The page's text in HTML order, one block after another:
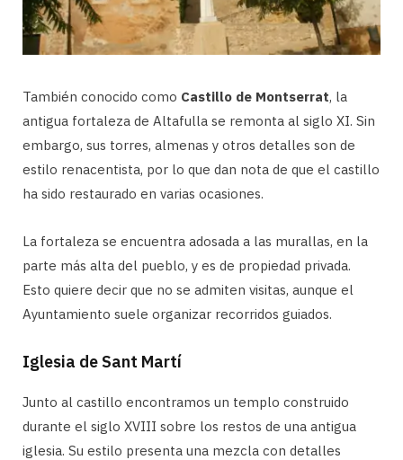
También conocido como Castillo de Montserrat, la
antigua fortaleza de Altafulla se remonta al siglo XI. Sin
embargo, sus torres, almenas y otros detalles son de
estilo renacentista, por lo que dan nota de que el castillo
ha sido restaurado en varias ocasiones.
La fortaleza se encuentra adosada a las murallas, en la
parte más alta del pueblo, y es de propiedad privada.
Esto quiere decir que no se admiten visitas, aunque el
Ayuntamiento suele organizar recorridos guiados.
Iglesia de Sant Martí
Junto al castillo encontramos un templo construido
durante el siglo XVIII sobre los restos de una antigua
iglesia. Su estilo presenta una mezcla con detalles